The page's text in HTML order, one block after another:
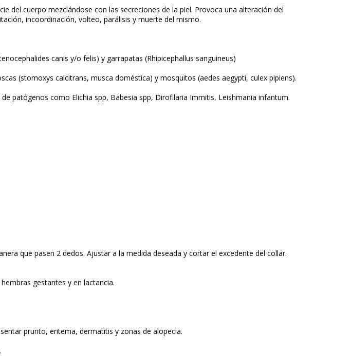
del cuerpo mezclándose con las secreciones de la piel. Provoca una alteración del
incoordinación, volteo, parálisis y muerte del mismo.
canis y/o felis) y garrapatas (Rhipicephallus sanguineus)
(stomoxys calcitrans, musca doméstica) y mosquitos (aedes aegypti, culex pipiens).
patógenos como Elichia spp, Babesia spp, Dirofilaria Immitis, Leishmania infantum.
que pasen 2 dedos. Ajustar a la medida deseada y cortar el excedente del collar.
gestantes y en lactancia.
prurito, eritema, dermatitis y zonas de alopecia.